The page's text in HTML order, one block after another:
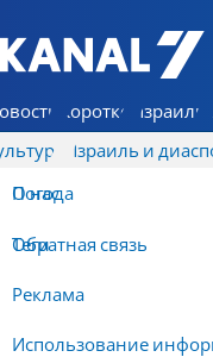
7 КАНАЛ - Аруц
Коротко Израиль
Израиль и
О нас
Обратная связь
Реклама
Использование
Погода
Теги